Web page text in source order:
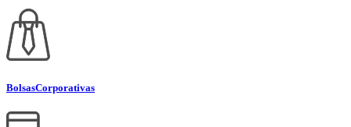
BolsasCorporativas